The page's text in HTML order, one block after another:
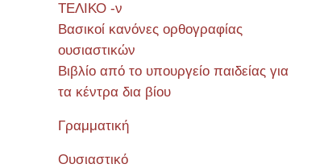
ΤΕΛΙΚΟ -ν
Βασικοί κανόνες ορθογραφίας
ουσιαστικών
Βιβλίο από το υπουργείο παιδείας για
τα κέντρα δια βίου
Γραμματική
Ουσιαστικό